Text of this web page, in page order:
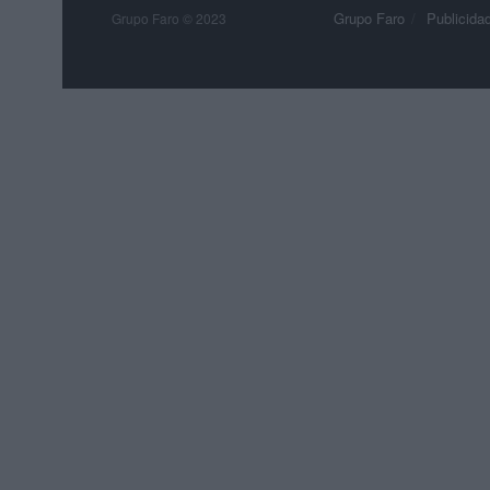
Grupo Faro Publicidad
Grupo Faro © 2023